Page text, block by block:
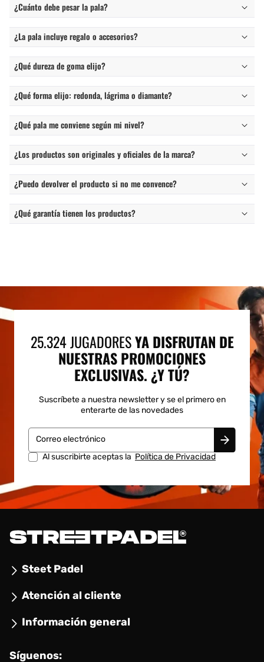
¿Cuánto debe pesar la pala?
¿La pala incluye regalo o accesorios?
¿Qué dureza de goma elijo?
¿Qué forma elijo: redonda, lágrima o diamante?
¿Qué pala me conviene según mi nivel?
¿Los productos son originales y oficiales de la marca?
¿Puedo devolver el producto si no me convence?
¿Qué garantía tienen los productos?
25.324 JUGADORESYA DISFRUTAN DE
NUESTRAS PROMOCIONES
EXCLUSIVAS. ¿Y TÚ?
Suscríbete a nuestra newsletter y se el primero en
enterarte de las novedades
Correo electrónico
Al suscribirte aceptas la Política de Privacidad
Steet Padel
Atención al cliente
Información general
Síguenos: